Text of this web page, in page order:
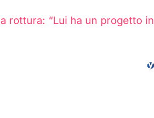
rottura: “Lui ha un progetto in